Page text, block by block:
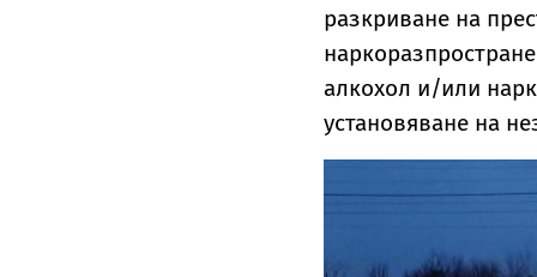
разкриване на
алкохол и/или
установяване на